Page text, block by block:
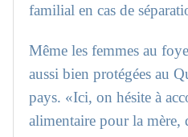
familial en cas de
Même les femmes au
aussi bien protégées au
pays. «Ici, on hésite à
alimentaire pour la